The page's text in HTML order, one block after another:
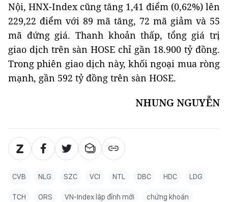
Nội, HNX-Index cũng tăng 1,41 điểm (0,62%) lên
229,22 điểm với 89 mã tăng, 72 mã giảm và 55
mã đứng giá. Thanh khoản thấp, tổng giá trị
giao dịch trên sàn HOSE chỉ gần 18.900 tỷ đồng.
Trong phiên giao dịch này, khối ngoại mua ròng
mạnh, gần 592 tỷ đồng trên sàn HOSE.
NHUNG NGUYỄN
CVB NLG SZC VCI NTL DBC HDC LDG
TCH ORS VN-Index lập đỉnh mới chứng khoán